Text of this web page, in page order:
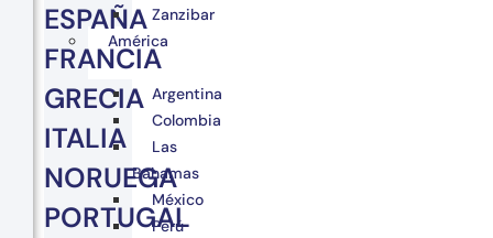
ESPAÑA
FRANCIA
GRECIA
ITALIA
NORUEGA
PORTUGAL
Zanzibar
América
Argentina
Colombia
Las
Bahamas
México
Perú